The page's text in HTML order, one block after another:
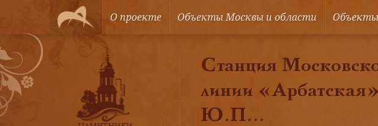
О проекте Объекты Москвы и области Объекты
Станция
линии
Ю.П...